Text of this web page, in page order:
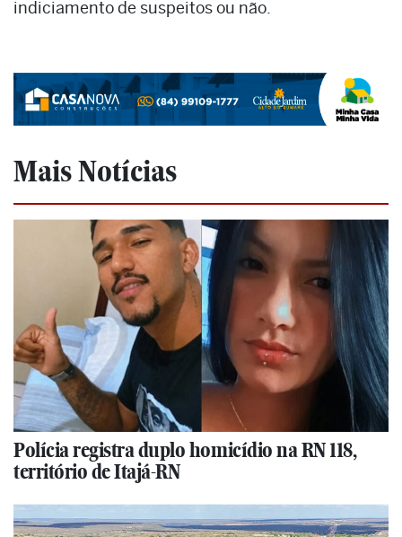
indiciamento de suspeitos ou não.
Mais Notícias
Polícia registra duplo homicídio na RN 118,
território de Itajá-RN